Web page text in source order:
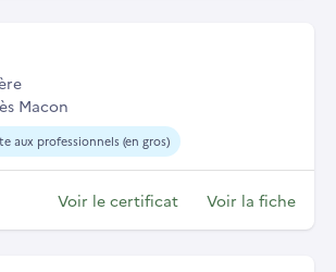
Macon
aux professionnels (en gros)
Voir le certificat Voir la fiche